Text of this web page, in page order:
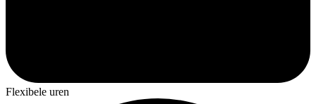
Flexibele uren